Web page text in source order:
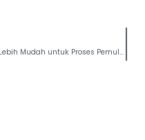
Dengan Sunat di Rumah, Lebih Mudah untuk Proses Pemulihan